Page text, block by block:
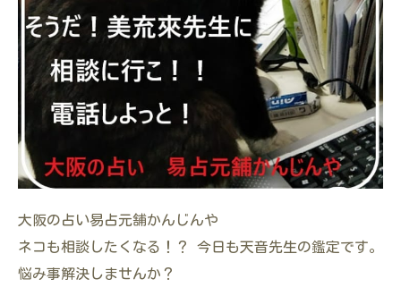
大阪の占い易占元舗かんじんや
ネコも相談したくなる！？ 今日も天音先生の鑑定です。
悩み事解決しませんか？